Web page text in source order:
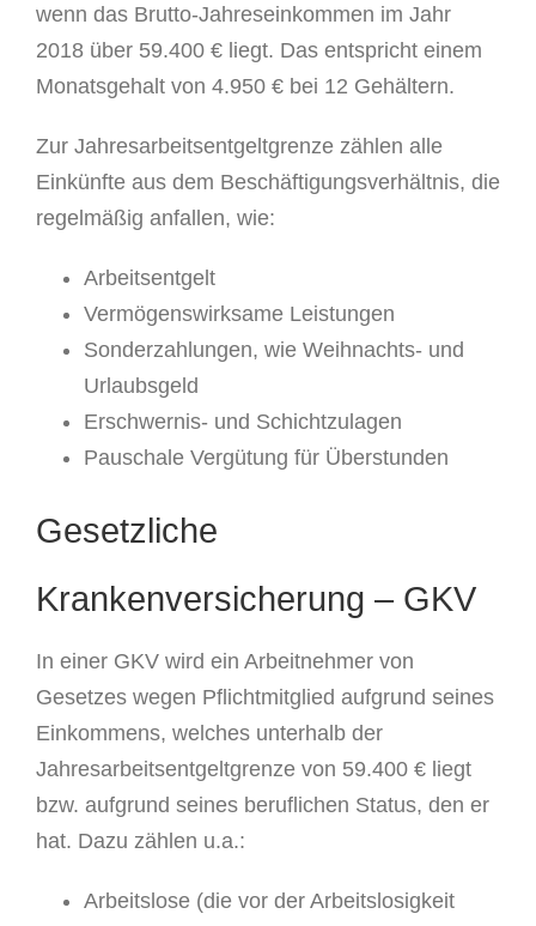
wenn das Brutto-Jahreseinkommen im Jahr
2018 über 59.400 € liegt. Das entspricht einem
Monatsgehalt von 4.950 € bei 12 Gehältern.
Zur Jahresarbeitsentgeltgrenze zählen alle
Einkünfte aus dem Beschäftigungsverhältnis, die
regelmäßig anfallen, wie:
Arbeitsentgelt
Vermögenswirksame Leistungen
Sonderzahlungen, wie Weihnachts- und
Urlaubsgeld
Erschwernis- und Schichtzulagen
Pauschale Vergütung für Überstunden
Gesetzliche
Krankenversicherung – GKV
In einer GKV wird ein Arbeitnehmer von
Gesetzes wegen Pflichtmitglied aufgrund seines
Einkommens, welches unterhalb der
Jahresarbeitsentgeltgrenze von 59.400 € liegt
bzw. aufgrund seines beruflichen Status, den er
hat. Dazu zählen u.a.:
Arbeitslose (die vor der Arbeitslosigkeit